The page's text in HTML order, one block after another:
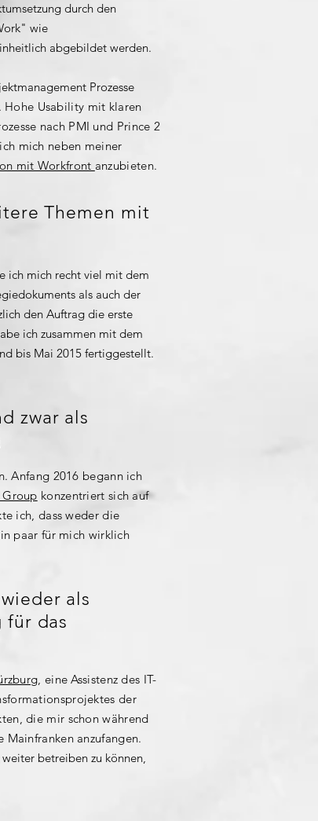
durch den
wie
abgebildet werden.
Prozesse
Hohe Usability mit klaren
nach PMI und Prince 2
mich neben meiner
mit Workfront anzubieten.
Themen mit
ich mich recht viel mit dem
als auch der
den Auftrag die erste
ich zusammen mit dem
bis Mai 2015 fertiggestellt.
zwar als
Anfang 2016 begann ich
Group konzentriert sich auf
ich, dass weder die
paar für mich wirklich
als
für das
, eine Assistenz des IT-
der
die mir schon während
anzufangen.
betreiben zu können,